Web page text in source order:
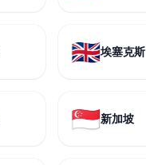
🇬🇧埃塞克斯
🇸🇬新加坡